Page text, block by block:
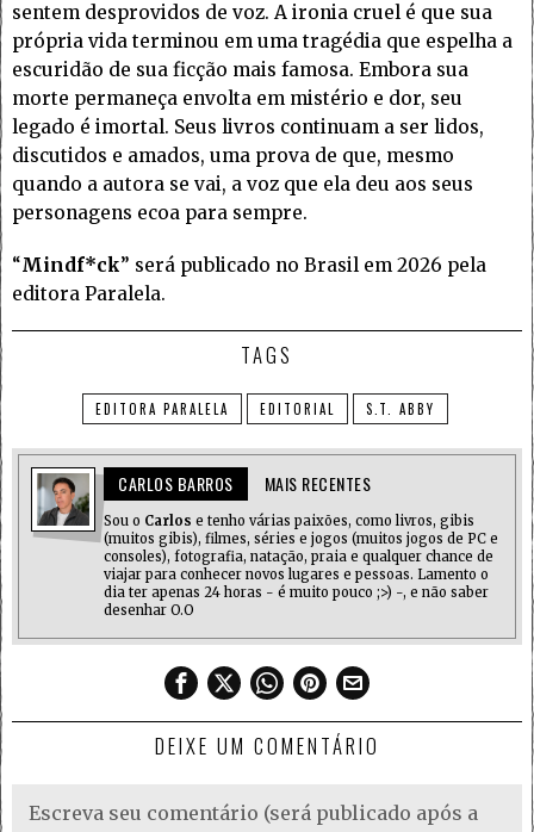
sentem desprovidos de voz. A ironia cruel é que sua
própria vida terminou em uma tragédia que espelha a
escuridão de sua ficção mais famosa. Embora sua
morte permaneça envolta em mistério e dor, seu
legado é imortal. Seus livros continuam a ser lidos,
discutidos e amados, uma prova de que, mesmo
quando a autora se vai, a voz que ela deu aos seus
personagens ecoa para sempre.
“Mindf*ck” será publicado no Brasil em 2026 pela
editora Paralela.
TAGS
EDITORA PARALELA EDITORIAL S.T. ABBY
CARLOS BARROS MAIS RECENTES
Sou o Carlos e tenho várias paixões, como livros, gibis
(muitos gibis), filmes, séries e jogos (muitos jogos de PC e
consoles), fotografia, natação, praia e qualquer chance de
viajar para conhecer novos lugares e pessoas. Lamento o
dia ter apenas 24 horas - é muito pouco ;>) -, e não saber
desenhar O.O
DEIXE UM COMENTÁRIO